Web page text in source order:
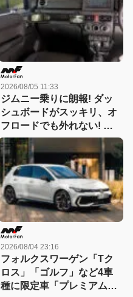
2026/08/05 11:33
ジムニー乗りに朗報! ダッ
シュボードがスッキリ、オ
フロードでも外れない! サ
イド＆フロントカメラ映像
をベスポジで確認できる専
用スタンド登場!【CAR
MONO図鑑】
2026/08/04 23:16
フォルクスワーゲン「Tク
ロス」「ゴルフ」など4車
種に限定車「プレミアムサ